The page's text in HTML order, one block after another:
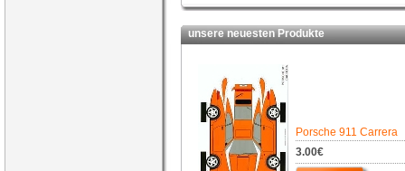
unsere neuesten Produkte
Porsche 911 Carrera
3.00€